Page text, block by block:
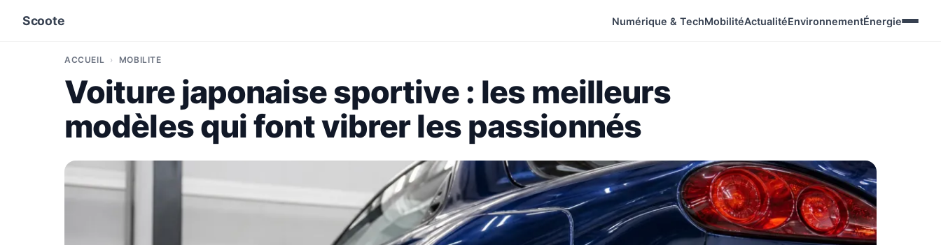
Scoote Numérique & TechMobilitéActualitéEnvironnementÉnergie
ACCUEIL MOBILITÉ
Voiture japonaise sportive : les meilleurs
modèles qui font vibrer les passionnés